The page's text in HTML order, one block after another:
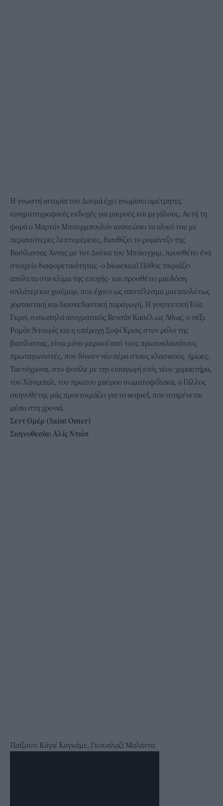
Η γνωστή ιστορία του Δουμά έχει γνωρίσει αμέτρητες
κινηματογραφικές εκδοχές για μικρούς και μεγάλους. Αυτή τη
φορά ο Μαρτάν Μπουρμπουλόν ανανεώνει το υλικό του με
περισσότερες λεπτομέρειες, διανθίζει το ρομάντζο της
Βασίλισσας Άννας με τον Δούκα του Μπάκιγχαμ, προσθέτει ένα
στοιχείο διαφορετικότητας -ο biosexual Πόθος ταιριάζει
απόλυτα στο κλίμα της εποχής- και προσθέτει μια δόση
σπλάτερ και χιούμορ, που έχουν ως αποτέλεσμα μια απολύτως
χορταστική και διασκεδαστική παραγωγή. Η γοητευτική Εύα
Γκριν, ο σιωπηλά αινιγματικός Βενσάν Κασέλ ως Άθως, ο σέξι
Ρομάν Ντουρίς και η υπέροχη Σοφί Κριπς στον ρόλο της
βασίλισσας, είναι μόνο μερικοί από τους πρωτοκλασάτους
πρωταγωνιστές, που δίνουν νέο αέρα στους κλασικούς ήρωες.
Ταυτόχρονα, στο φινάλε με την εισαγωγή ενός νέου χαρακτήρα,
του Χάνιμπαλ, του πρώτου μαύρου σωματοφύλακα, ο Γάλλος
σκηνοθέτης μάς προετοιμάζει για το sequel, που αναμένεται
μέσα στη χρονιά.
Σεντ Ομέρ (Saint Omer)
Σκηνοθεσία: Αλίς Ντιόπ
Παίζουν: Κάγιέ Καγκάμε, Γκουσλαζί Μαλάντα